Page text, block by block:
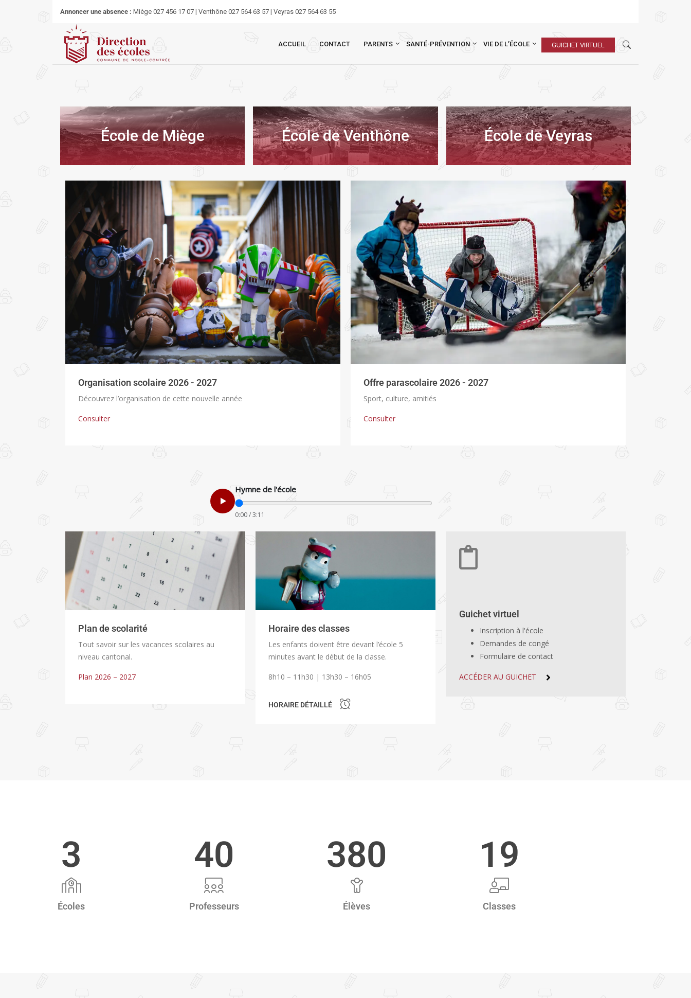
Annoncer une absence : Miège 027 456 17 07 | Venthône 027 564 63 57 | Veyras 027 564 63 55
ACCUEIL CONTACT PARENTS SANTÉ-PRÉVENTION VIE DE L’ÉCOLE GUICHET VIRTUEL
École de Miège École de Venthône École de Veyras
Organisation scolaire 2026 - 2027
Découvrez l’organisation de cette nouvelle année
Consulter
Offre parascolaire 2026 - 2027
Sport, culture, amitiés
Consulter
Hymne de l'école
0:00 /3:11
Plan de scolarité
Tout savoir sur les vacances scolaires au
niveau cantonal.
Plan 2026 – 2027
Horaire des classes
Les enfants doivent être devant l’école 5
minutes avant le début de la classe.
8h10 – 11h30 | 13h30 – 16h05
HORAIRE DÉTAILLÉ
Guichet virtuel
Inscription à l'école
Demandes de congé
Formulaire de contact
ACCÉDER AU GUICHET
3
Écoles
40
Professeurs
380
Élèves
19
Classes